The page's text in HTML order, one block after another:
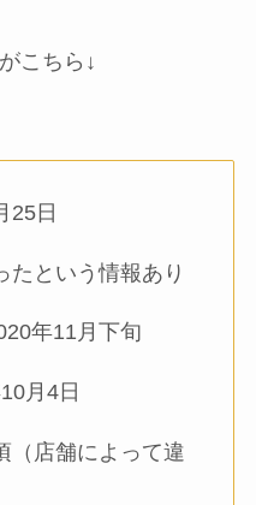
こちら↓
25日
という情報あり
年11月下旬
月4日
（店舗によって違